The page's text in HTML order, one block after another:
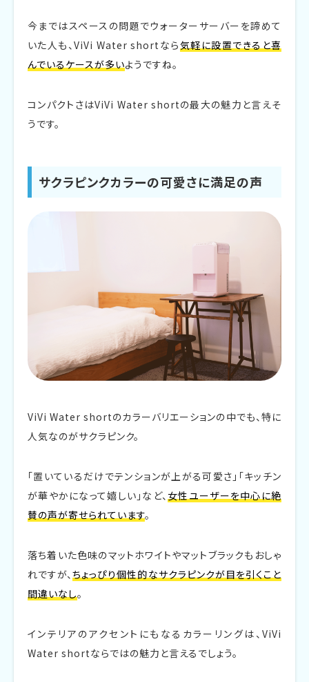
今まではスペースの問題でウォーターサーバーを諦めて
いた人も、ViVi Water shortなら気軽に設置できると喜
んでいるケースが多いようですね。
コンパクトさはViVi Water shortの最大の魅力と言えそ
うです。
サクラピンクカラーの可愛さに満足の声
ViVi Water shortのカラーバリエーションの中でも、特に
人気なのがサクラピンク。
「置いているだけでテンションが上がる可愛さ」「キッチン
が華やかになって嬉しい」など、 女性ユーザーを中心に絶
賛の声が寄せられています。
落ち着いた色味のマットホワイトやマットブラックもおしゃ
れですが、ちょっぴり個性的なサクラピンクが目を引くこと
間違いなし。
インテリアのアクセントにもなるカラーリングは、ViVi
Water shortならではの魅力と言えるでしょう。